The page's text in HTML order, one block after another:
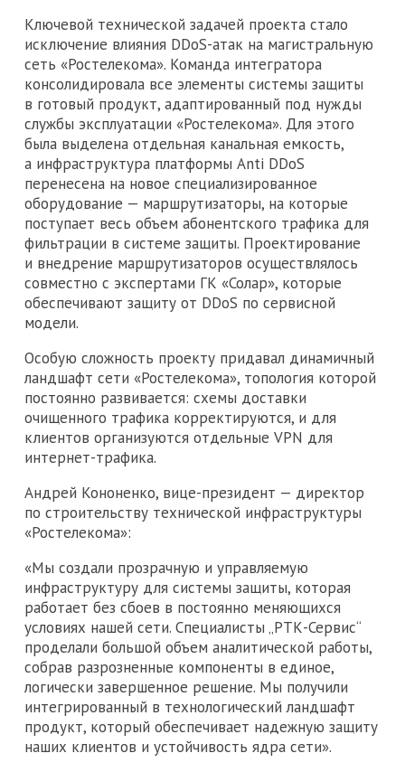
Ключевой технической задачей проекта стало
исключение влияния DDoS-атак на магистральную
сеть «Ростелекома». Команда интегратора
консолидировала все элементы системы защиты
в готовый продукт, адаптированный под нужды
службы эксплуатации «Ростелекома». Для этого
была выделена отдельная канальная емкость,
а инфраструктура платформы Anti DDoS
перенесена на новое специализированное
оборудование — маршрутизаторы, на которые
поступает весь объем абонентского трафика для
фильтрации в системе защиты. Проектирование
и внедрение маршрутизаторов осуществлялось
совместно с экспертами ГК «Солар», которые
обеспечивают защиту от DDoS по сервисной
модели.
Особую сложность проекту придавал динамичный
ландшафт сети «Ростелекома», топология которой
постоянно развивается: схемы доставки
очищенного трафика корректируются, и для
клиентов организуются отдельные VPN для
интернет-трафика.
Андрей Кононенко, вице-президент — директор
по строительству технической инфраструктуры
«Ростелекома»:
«Мы создали прозрачную и управляемую
инфраструктуру для системы защиты, которая
работает без сбоев в постоянно меняющихся
условиях нашей сети. Специалисты „РТК-Сервис“
проделали большой объем аналитической работы,
собрав разрозненные компоненты в единое,
логически завершенное решение. Мы получили
интегрированный в технологический ландшафт
продукт, который обеспечивает надежную защиту
наших клиентов и устойчивость ядра сети».